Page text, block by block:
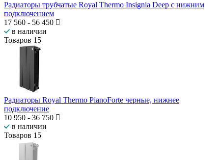
Радиаторы трубчатые Royal Thermo Insignia Deep с нижним
подключением
17 560 - 56 450
в наличии
Товаров 15
Радиаторы Royal Thermo PianoForte черные, нижнее
подключение
10 950 - 36 750
в наличии
Товаров 15